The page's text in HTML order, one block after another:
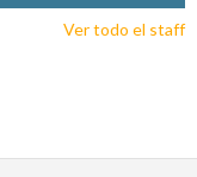
Ver todo el staff